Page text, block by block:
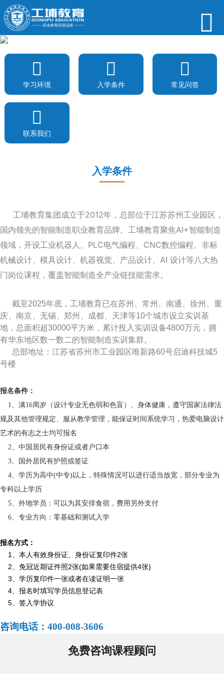
学习环境 入学条件 常见问答
联系我们
入学条件
工埔教育集团成立于2012年，总部位于江苏苏州工业园区，
国内领先的智能制造职业教育品牌。工埔教育聚焦AI+智能制造
领域，开设工业机器人、PLC电气编程、CNC数控编程、非标
机械设计、模具设计、机器视觉、产品设计、AI 设计等八大热
门岗位课程，覆盖智能制造全产业链技能需求。
截至2025年底，工埔教育已在苏州、常州、南通、徐州、重
庆、南京、无锡、郑州、成都、天津等10个城市设立实训基
地，总面积超30000平方米，累计投入实训设备4800万元，拥
有华东地区数一数二的智能制造实训集群。
总部地址：江苏省苏州市工业园区唯新路60号启迪科技城5
号楼
报名条件：
1、满16周岁（设计专业无色弱和色盲）、身体健康，遵守国家法律法
规及其他管理规定、服从教学管理，能保证时间系统学习，热爱电脑设计
艺术的有志之士均可报名
2、中国居民有身份证或者户口本
3、国外居民有护照或签证
4、学历为高中(中专)以上，特殊情况可以进行适当放宽，部分专业为
专科以上学历
5、外地学员：可以为其安排食宿，费用另外支付
6、专业方向：零基础和测试入学
报名方式：
1、本人有效身份证、身份证复印件2张
2、免冠近期证件照2张(如果需要住宿提供4张)
3、学历复印件一张或者在读证明一张
4、报名时填写学员信息登记表
5、签入学协议
咨询电话：400-008-3606
免费咨询课程顾问